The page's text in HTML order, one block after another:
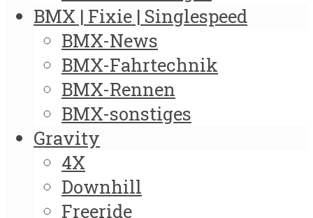
BMX | Fixie | Singlespeed
BMX-News
BMX-Fahrtechnik
BMX-Rennen
BMX-sonstiges
Gravity
4X
Downhill
Freeride